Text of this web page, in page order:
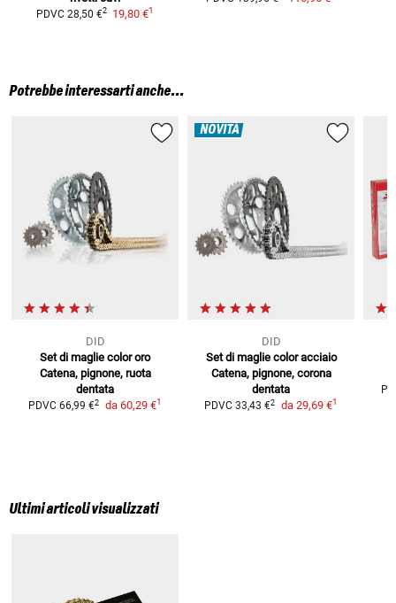
PDVC 28,50 €2 19,80 €1
Potrebbe interessarti anche...
DID
Set di maglie color oro
Catena, pignone, ruota
dentata
PDVC 66,99 €2 da 60,29 €1
NOVITÀ
DID
Set di maglie color acciaio
Catena, pignone, corona
dentata
PDVC 33,43 €2 da 29,69 €1
Ultimi articoli visualizzati